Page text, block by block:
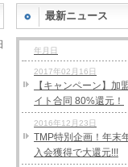
最新ニュース
年月日
2017年02月16日
【キャンペーン】加
イト合同 80%還元！
2016年12月23日
TMP特別企画！年末
入会獲得で大還元!!!